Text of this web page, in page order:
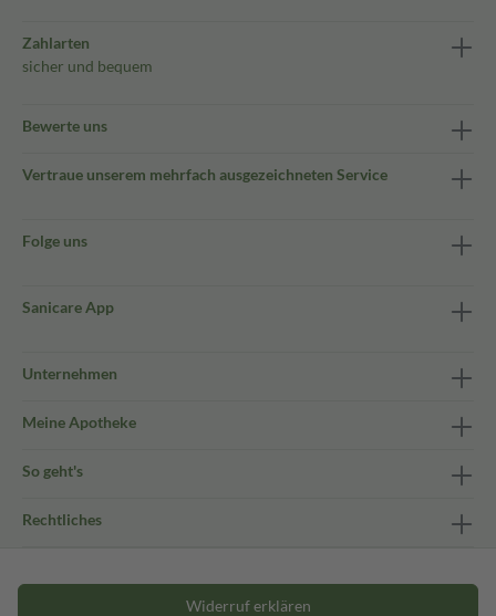
Zahlarten
sicher und bequem
Bewerte uns
Vertraue unserem mehrfach ausgezeichneten Service
Folge uns
Sanicare App
Unternehmen
Meine Apotheke
So geht's
Rechtliches
Widerruf erklären